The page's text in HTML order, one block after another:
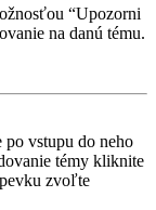
“Upozorni
na danú tému.
vstupu do neho
témy kliknite
zvoľte